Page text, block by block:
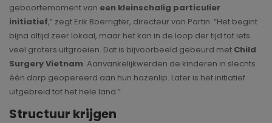
geboortemoment van een kleinschalig particulier
initiatief,” zegt Erik Boerrigter, directeur van Partin. “Het begint
bijna altijd zeer lokaal, maar het kan in de loop der tijd tot iets
veel groters uitgroeien. Dat is bijvoorbeeld gebeurd met Child
Surgery Vietnam. Aanvankelijkwerden de kinderen in slechts
één dorp geopereerd aan hun hazenlip. Later is het initiatief
uitgebreid tot het hele land.”
Structuur krijgen